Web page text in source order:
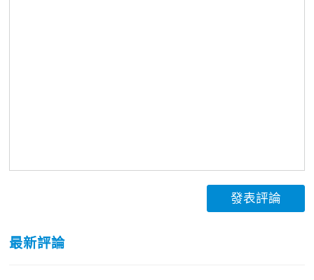
發表評論
最新評論